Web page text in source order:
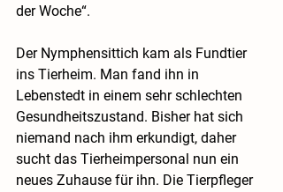
der Woche“.
Der Nymphensittich kam als Fundtier
ins Tierheim. Man fand ihn in
Lebenstedt in einem sehr schlechten
Gesundheitszustand. Bisher hat sich
niemand nach ihm erkundigt, daher
sucht das Tierheimpersonal nun ein
neues Zuhause für ihn. Die Tierpfleger